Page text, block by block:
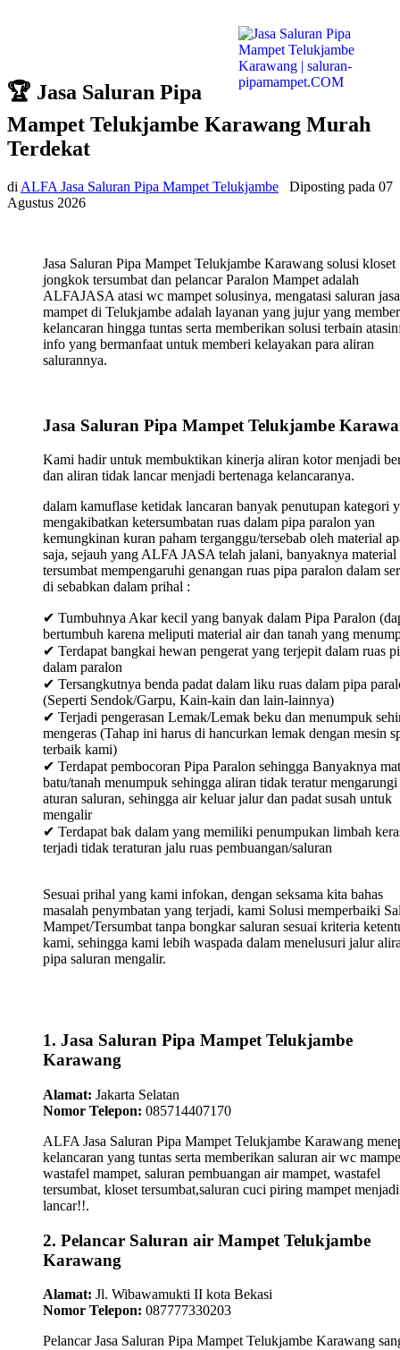
🏆 Jasa Saluran Pipa
Mampet Telukjambe Karawang Murah
Terdekat
di ALFA Jasa Saluran Pipa Mampet Telukjambe Diposting pada 07
Agustus 2026
Jasa Saluran Pipa Mampet Telukjambe Karawang solusi kloset
jongkok tersumbat dan pelancar Paralon Mampet adalah
ALFAJASA atasi wc mampet solusinya, mengatasi saluran jasa
mampet di Telukjambe adalah layanan yang jujur yang
kelancaran hingga tuntas serta memberikan solusi terbain
info yang bermanfaat untuk memberi kelayakan para aliran
salurannya.
Jasa Saluran Pipa Mampet Telukjambe
Kami hadir untuk membuktikan kinerja aliran kotor menjadi
dan aliran tidak lancar menjadi bertenaga kelancaranya.
dalam kamuflase ketidak lancaran banyak penutupan kategori
mengakibatkan ketersumbatan ruas dalam pipa paralon yan
kemungkinan kuran paham terganggu/tersebab oleh material
saja, sejauh yang ALFA JASA telah jalani, banyaknya material
tersumbat mempengaruhi genangan ruas pipa paralon dalam
di sebabkan dalam prihal :
✔ Tumbuhnya Akar kecil yang banyak dalam Pipa Paralon
bertumbuh karena meliputi material air dan tanah yang
✔ Terdapat bangkai hewan pengerat yang terjepit dalam ruas
dalam paralon
✔ Tersangkutnya benda padat dalam liku ruas dalam pipa
(Seperti Sendok/Garpu, Kain-kain dan lain-lainnya)
✔ Terjadi pengerasan Lemak/Lemak beku dan menumpuk
mengeras (Tahap ini harus di hancurkan lemak dengan mesin
terbaik kami)
✔ Terdapat pembocoran Pipa Paralon sehingga Banyaknya
batu/tanah menumpuk sehingga aliran tidak teratur mengarungi
aturan saluran, sehingga air keluar jalur dan padat susah untuk
mengalir
✔ Terdapat bak dalam yang memiliki penumpukan limbah
terjadi tidak teraturan jalu ruas pembuangan/saluran
Sesuai prihal yang kami infokan, dengan seksama kita bahas
masalah penymbatan yang terjadi, kami Solusi memperbaiki
Mampet/Tersumbat tanpa bongkar saluran sesuai kriteria
kami, sehingga kami lebih waspada dalam menelusuri jalur
pipa saluran mengalir.
1. Jasa Saluran Pipa Mampet Telukjambe
Karawang
Alamat: Jakarta Selatan
Nomor Telepon: 085714407170
ALFA Jasa Saluran Pipa Mampet Telukjambe Karawang
kelancaran yang tuntas serta memberikan saluran air wc
wastafel mampet, saluran pembuangan air mampet, wastafel
tersumbat, kloset tersumbat,saluran cuci piring mampet menjadi
lancar!!.
2. Pelancar Saluran air Mampet Telukjambe
Karawang
Alamat: Jl. Wibawamukti II kota Bekasi
Nomor Telepon: 087777330203
Pelancar Jasa Saluran Pipa Mampet Telukjambe Karawang